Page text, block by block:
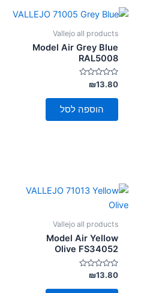
Vallejo all products
Model Air Grey Blue
RAL5008
דורג
0
מתוך
₪13.80
הוספה לסל
Vallejo all products
Model Air Yellow
Olive FS34052
דורג
0
מתוך
₪13.80